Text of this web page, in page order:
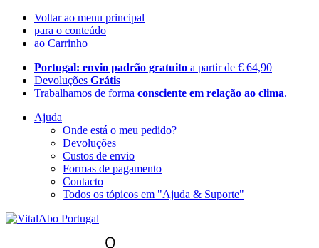
Voltar ao menu principal
para o conteúdo
ao Carrinho
Portugal: envio padrão gratuito a partir de € 64,90
Devoluções Grátis
Trabalhamos de forma consciente em relação ao clima.
Ajuda
Onde está o meu pedido?
Devoluções
Custos de envio
Formas de pagamento
Contacto
Todos os tópicos em "Ajuda & Suporte"